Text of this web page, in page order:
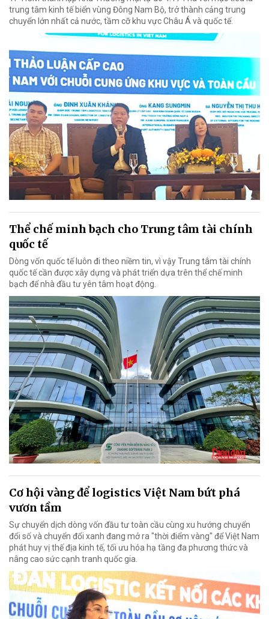
trung tâm kinh tế biển vùng Đông Nam Bộ, trở thành cảng trung
chuyển lớn nhất cả nước, tầm cỡ khu vực Châu Á và quốc tế.
Thể chế minh bạch cho Trung tâm tài chính
quốc tế
Dòng vốn quốc tế luôn đi theo niềm tin, vì vậy Trung tâm tài chính
quốc tế cần được xây dựng và phát triển dựa trên thể chế minh
bạch để nhà đầu tư yên tâm hoạt động.
Cơ hội vàng để logistics Việt Nam bứt phá
vươn tầm
Sự chuyển dịch dòng vốn đầu tư toàn cầu cùng xu hướng chuyển
đổi số và chuyển đổi xanh đang mở ra "thời điểm vàng" để Việt Nam
phát huy vị thế địa kinh tế, tối ưu hóa hạ tầng đa phương thức và
nâng cao sức cạnh tranh quốc gia.